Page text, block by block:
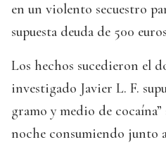
en un violento secuestro
supuesta deuda de 500
Los hechos sucedieron el
investigado Javier L. F.
gramo y medio de
noche consumiendo junto